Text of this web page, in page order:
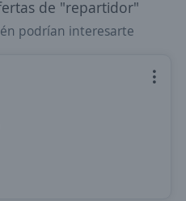
de "repartidor"
podrían interesarte